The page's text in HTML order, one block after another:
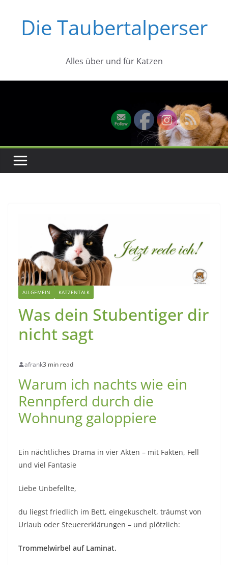
springenDie Taubertalperser
Alles über und für Katzen
ALLGEMEIN KATZENTALK
Was dein Stubentiger dir
nicht sagt
afrank3 min read
Warum ich nachts wie ein
Rennpferd durch die
Wohnung galoppiere
Ein nächtliches Drama in vier Akten – mit Fakten, Fell
und viel Fantasie
Liebe Unbefellte,
du liegst friedlich im Bett, eingekuschelt, träumst von
Urlaub oder Steuererklärungen – und plötzlich:
Trommelwirbel auf Laminat.